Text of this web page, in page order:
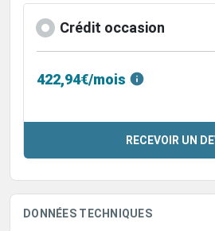
Crédit occasion
422,94€/mois
RECEVOIR UN
DONNÉES TECHNIQUES